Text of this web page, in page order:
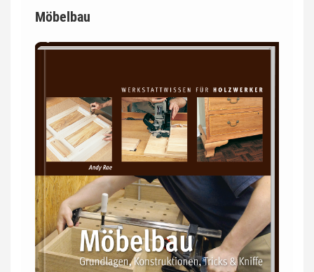
Möbelbau